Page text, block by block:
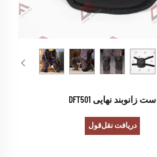
ست زانوبند نهایی DFT501
دریافت نقل‌قول